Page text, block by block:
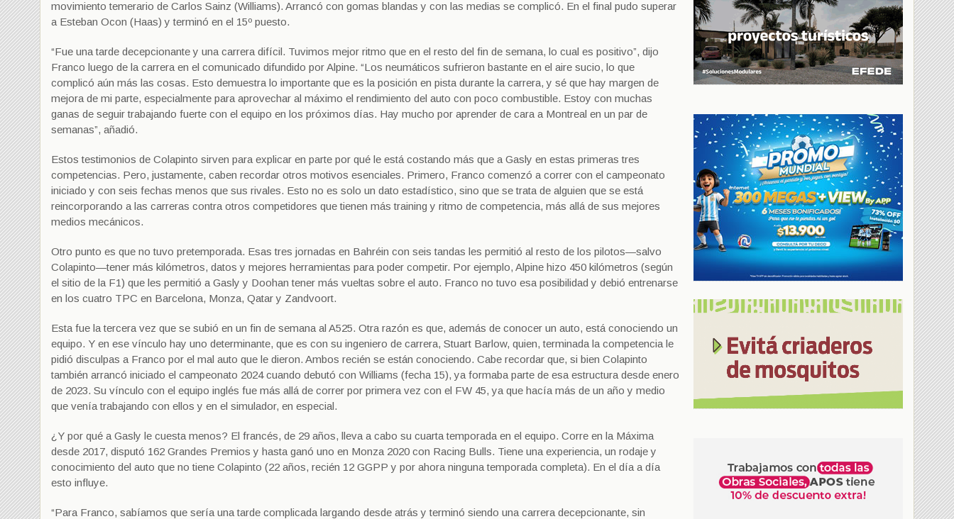
movimiento temerario de Carlos Sainz (Williams). Arrancó con gomas blandas y con las medias se complicó. En el final pudo superar
a Esteban Ocon (Haas) y terminó en el 15º puesto.
“Fue una tarde decepcionante y una carrera difícil. Tuvimos mejor ritmo que en el resto del fin de semana, lo cual es positivo”, dijo
Franco luego de la carrera en el comunicado difundido por Alpine. “Los neumáticos sufrieron bastante en el aire sucio, lo que
complicó aún más las cosas. Esto demuestra lo importante que es la posición en pista durante la carrera, y sé que hay margen de
mejora de mi parte, especialmente para aprovechar al máximo el rendimiento del auto con poco combustible. Estoy con muchas
ganas de seguir trabajando fuerte con el equipo en los próximos días. Hay mucho por aprender de cara a Montreal en un par de
semanas”, añadió.
Estos testimonios de Colapinto sirven para explicar en parte por qué le está costando más que a Gasly en estas primeras tres
competencias. Pero, justamente, caben recordar otros motivos esenciales. Primero, Franco comenzó a correr con el campeonato
iniciado y con seis fechas menos que sus rivales. Esto no es solo un dato estadístico, sino que se trata de alguien que se está
reincorporando a las carreras contra otros competidores que tienen más training y ritmo de competencia, más allá de sus mejores
medios mecánicos.
Otro punto es que no tuvo pretemporada. Esas tres jornadas en Bahréin con seis tandas les permitió al resto de los pilotos—salvo
Colapinto—tener más kilómetros, datos y mejores herramientas para poder competir. Por ejemplo, Alpine hizo 450 kilómetros (según
el sitio de la F1) que les permitió a Gasly y Doohan tener más vueltas sobre el auto. Franco no tuvo esa posibilidad y debió entrenarse
en los cuatro TPC en Barcelona, Monza, Qatar y Zandvoort.
Esta fue la tercera vez que se subió en un fin de semana al A525. Otra razón es que, además de conocer un auto, está conociendo un
equipo. Y en ese vínculo hay uno determinante, que es con su ingeniero de carrera, Stuart Barlow, quien, terminada la competencia le
pidió disculpas a Franco por el mal auto que le dieron. Ambos recién se están conociendo. Cabe recordar que, si bien Colapinto
también arrancó iniciado el campeonato 2024 cuando debutó con Williams (fecha 15), ya formaba parte de esa estructura desde enero
de 2023. Su vínculo con el equipo inglés fue más allá de correr por primera vez con el FW 45, ya que hacía más de un año y medio
que venía trabajando con ellos y en el simulador, en especial.
¿Y por qué a Gasly le cuesta menos? El francés, de 29 años, lleva a cabo su cuarta temporada en el equipo. Corre en la Máxima
desde 2017, disputó 162 Grandes Premios y hasta ganó uno en Monza 2020 con Racing Bulls. Tiene una experiencia, un rodaje y
conocimiento del auto que no tiene Colapinto (22 años, recién 12 GGPP y por ahora ninguna temporada completa). En el día a día
esto influye.
“Para Franco, sabíamos que sería una tarde complicada largando desde atrás y terminó siendo una carrera decepcionante, sin